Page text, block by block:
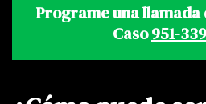
Programe una llamada
Caso951-